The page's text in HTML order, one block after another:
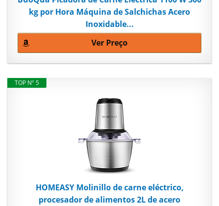
kg por Hora Máquina de Salchichas Acero
Inoxidable...
Ver Preço
TOP Nº 5
HOMEASY Molinillo de carne eléctrico,
procesador de alimentos 2L de acero